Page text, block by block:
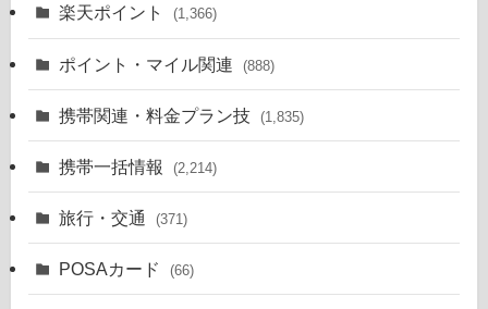
楽天ポイント (1,366)
ポイント・マイル関連 (888)
携帯関連・料金プラン技 (1,835)
携帯一括情報 (2,214)
旅行・交通 (371)
POSAカード (66)